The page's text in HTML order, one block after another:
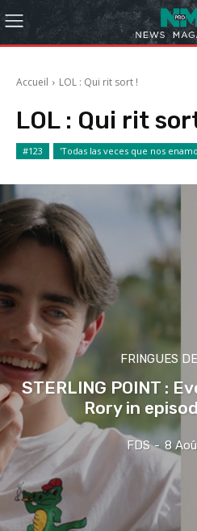
Accueil LOL : Qui rit sort !
LOL : Qui rit
#123 'Todas las veces que nos
FRINGUES
STERLING POINT :
Rory in
FDS - 8